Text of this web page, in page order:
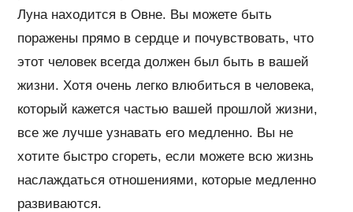
Луна находится в Овне. Вы можете быть
поражены прямо в сердце и почувствовать, что
этот человек всегда должен был быть в вашей
жизни. Хотя очень легко влюбиться в человека,
который кажется частью вашей прошлой жизни,
все же лучше узнавать его медленно. Вы не
хотите быстро сгореть, если можете всю жизнь
наслаждаться отношениями, которые медленно
развиваются.